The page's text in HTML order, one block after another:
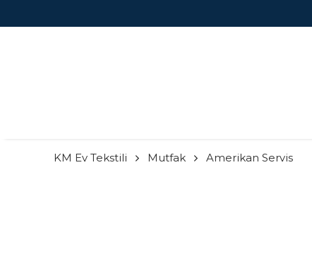
KM Ev Tekstili Mutfak Amerikan Servis